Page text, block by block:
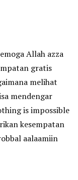
Allah azza
gratis
melihat
mendengar
is impossible
kesempatan
aalaamiin